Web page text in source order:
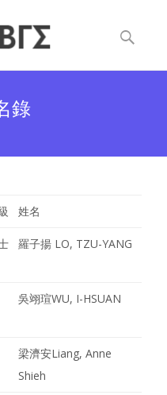
to
content
Search
錄
姓名
羅子揚 LO, TZU-YANG
吳翊瑄WU, I-HSUAN
梁濟安Liang, Anne
Shieh